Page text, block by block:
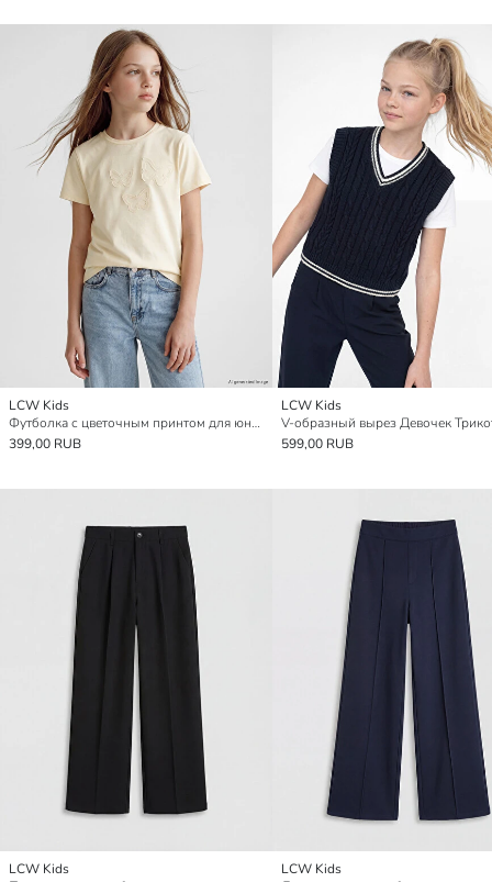
LCW Kids
Футболка с цветочным принтом для юной модницы
399,00 RUB
LCW Kids
599,00 RUB
LCW Kids
LCW Kids